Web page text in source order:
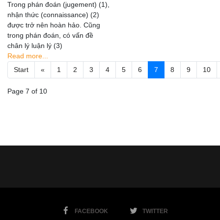
Trong phán đoán (jugement) (1),
nhận thức (connaissance) (2)
được trở nên hoàn hảo. Cũng
trong phán đoán, có vấn đề
chân lý luận lý (3)
Read more...
Start
« 1 2 3 4 5 6 7 8 9 10
Page 7 of 10
FACEBOOK TWITTER